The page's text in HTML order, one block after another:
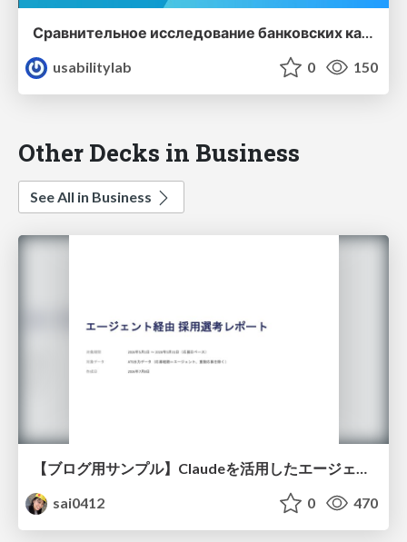
Сравнительное исследование банковских каналов iOS-приложения для физических лиц 2018
usabilitylab
0 150
Other Decks in Business
See All in Business
sai0412
0 470